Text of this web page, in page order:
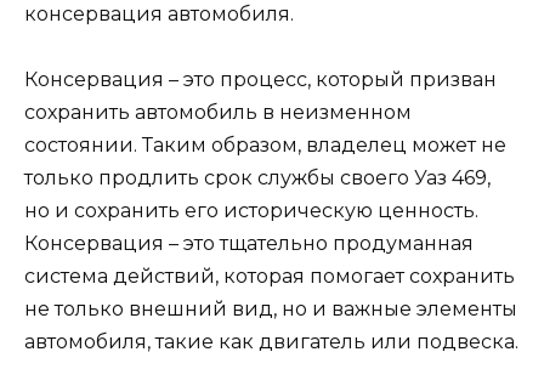
консервация автомобиля.
Консервация – это процесс, который призван
сохранить автомобиль в неизменном
состоянии. Таким образом, владелец может не
только продлить срок службы своего Уаз 469,
но и сохранить его историческую ценность.
Консервация – это тщательно продуманная
система действий, которая помогает сохранить
не только внешний вид, но и важные элементы
автомобиля, такие как двигатель или подвеска.